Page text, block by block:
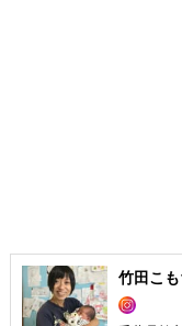
竹田こ